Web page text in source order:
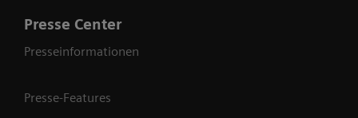
Presse Center
Presseinformationen
Presse-Features